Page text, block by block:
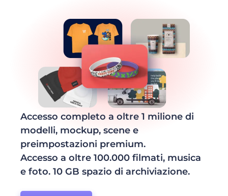
Accesso completo a oltre 1 milione di
modelli, mockup, scene e
preimpostazioni premium.
Accesso a oltre 100.000 filmati, musica
e foto. 10 GB spazio di archiviazione.